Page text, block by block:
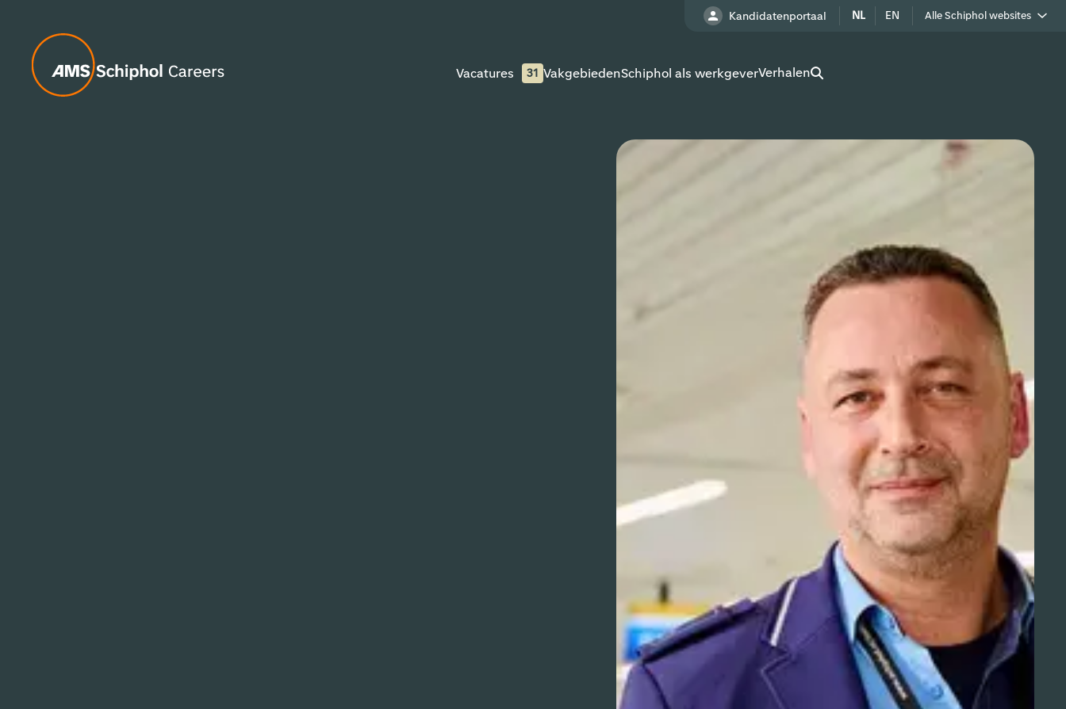
Kandidatenportaal NL EN Alle Schiphol websites
Adverteren op Schiphol
Bedrijven op Schiphol
Aviation Solutions
Operations
Jij en Schiphol
Projecten op Schiphol
Schiphol Communication Technology
Developer center
Innovatie
Vacatures 31 VakgebiedenSchiphol als werkgeverVerhalen